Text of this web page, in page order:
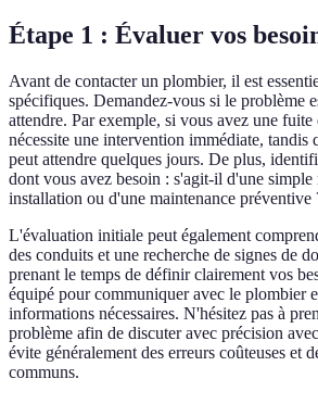
Étape 1 : Évaluer vos
Avant de contacter un plombier, il est
spécifiques. Demandez-vous si le problème
attendre. Par exemple, si vous avez une fuite
nécessite une intervention immédiate,
peut attendre quelques jours. De plus,
dont vous avez besoin : s'agit-il d'une simple
installation ou d'une maintenance préventive
L'évaluation initiale peut également
des conduits et une recherche de signes de
prenant le temps de définir clairement vos
équipé pour communiquer avec le plombier
informations nécessaires. N'hésitez pas à
problème afin de discuter avec précision
évite généralement des erreurs coûteuses et
communs.